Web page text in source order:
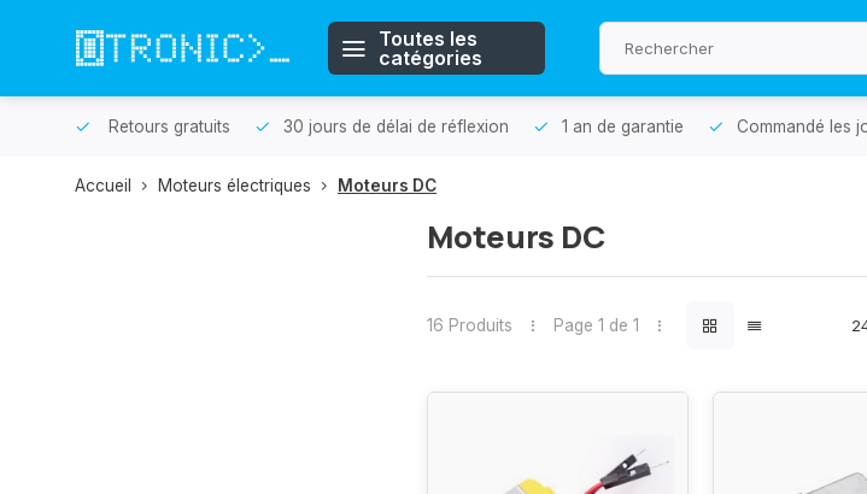
Toutes les
catégories
Retours gratuits 30 jours de délai de réflexion 1 an de garantie Commandé les
Accueil Moteurs électriques Moteurs DC
Moteurs DC
16 Produits Page 1 de 1